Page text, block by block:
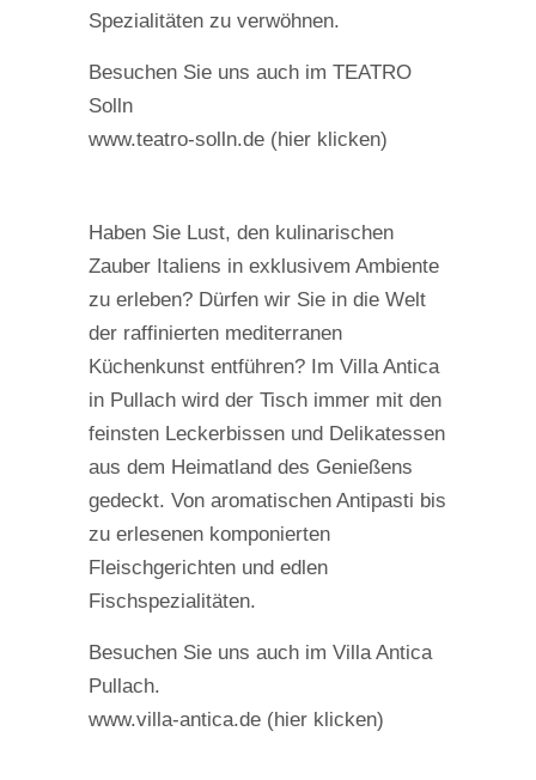
Spezialitäten zu verwöhnen.
Besuchen Sie uns auch im TEATRO
Solln
www.teatro-solln.de (hier klicken)
Haben Sie Lust, den kulinarischen
Zauber Italiens in exklusivem Ambiente
zu erleben? Dürfen wir Sie in die Welt
der raffinierten mediterranen
Küchenkunst entführen? Im Villa Antica
in Pullach wird der Tisch immer mit den
feinsten Leckerbissen und Delikatessen
aus dem Heimatland des Genießens
gedeckt. Von aromatischen Antipasti bis
zu erlesenen komponierten
Fleischgerichten und edlen
Fischspezialitäten.
Besuchen Sie uns auch im Villa Antica
Pullach.
www.villa-antica.de (hier klicken)